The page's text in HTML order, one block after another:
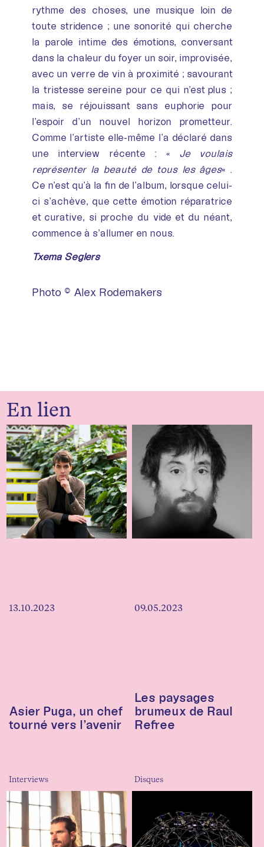
rythme des choses, une musique loin de
toute stridence ; une sonorité qui cherche
la parole intime des émotions, conversant
dans la chaleur du foyer un soir, improvisée,
avec un verre de vin à proximité ; savourant
la tristesse sereine pour ce qui n’est plus ;
mais, se réjouissant sans euphorie pour
l’espoir d’un nouvel horizon prometteur.
Comme l’artiste elle-même l’a déclaré dans
une interview récente : « Je voulais
représenter la beauté de tous les âges« .
Ce n’est qu’à la fin de l’album, lorsque celui-
ci s’achève, que cette émotion réparatrice
et curative, si proche du vide et du néant,
commence à s’allumer en nous.
Txema Seglers
Photo © Alex Rodemakers
En lien
13.10.2023
Asier Puga, un chef
tourné vers l’avenir
Interviews
09.05.2023
Les paysages
brumeux de Raul
Refree
Disques